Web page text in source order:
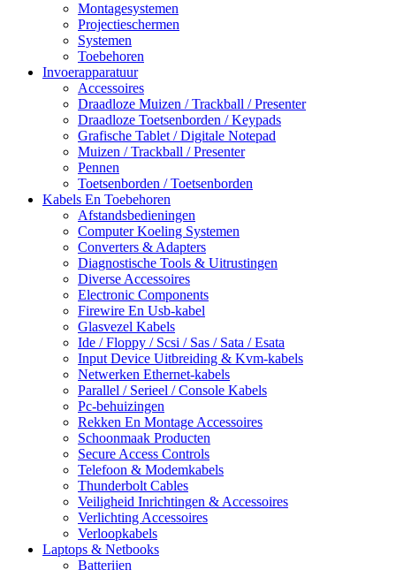
Montagesystemen
Projectieschermen
Systemen
Toebehoren
Invoerapparatuur
Accessoires
Draadloze Muizen / Trackball / Presenter
Draadloze Toetsenborden / Keypads
Grafische Tablet / Digitale Notepad
Muizen / Trackball / Presenter
Pennen
Toetsenborden / Toetsenborden
Kabels En Toebehoren
Afstandsbedieningen
Computer Koeling Systemen
Converters & Adapters
Diagnostische Tools & Uitrustingen
Diverse Accessoires
Electronic Components
Firewire En Usb-kabel
Glasvezel Kabels
Ide / Floppy / Scsi / Sas / Sata / Esata
Input Device Uitbreiding & Kvm-kabels
Netwerken Ethernet-kabels
Parallel / Serieel / Console Kabels
Pc-behuizingen
Rekken En Montage Accessoires
Schoonmaak Producten
Secure Access Controls
Telefoon & Modemkabels
Thunderbolt Cables
Veiligheid Inrichtingen & Accessoires
Verlichting Accessoires
Verloopkabels
Laptops & Netbooks
Batterijen